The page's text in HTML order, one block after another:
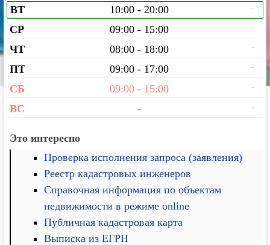
ВТ 10:00 - 20:00 -
СР 09:00 - 15:00 -
ЧТ 08:00 - 18:00 -
ПТ 09:00 - 17:00 -
СБ 09:00 - 15:00 -
ВС - -
Это интересно
Проверка исполнения запроса (заявления)
Реестр кадастровых инженеров
Справочная информация по объектам
недвижимости в режиме online
Публичная кадастровая карта
Выписка из ЕГРН